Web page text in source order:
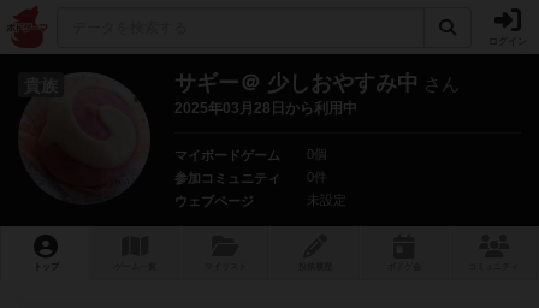
サギー＠ 少しおやすみ中 さん
2025年03月28日から利用中
マイボードゲーム
0個
参加コミュニティ
0件
ウェブページ
未設定
トップ